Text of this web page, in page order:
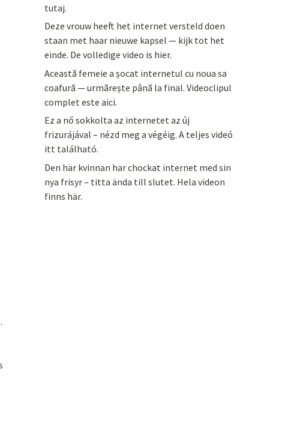
tutaj.
Deze vrouw heeft het internet versteld doen
staan met haar nieuwe kapsel — kijk tot het
einde. De volledige video is hier.
Această femeie a șocat internetul cu noua sa
coafură — urmărește până la final. Videoclipul
complet este aici.
Ez a nő sokkolta az internetet az új
frizurájával – nézd meg a végéig. A teljes videó
itt található.
Den här kvinnan har chockat internet med sin
nya frisyr – titta ända till slutet. Hela videon
finns här.